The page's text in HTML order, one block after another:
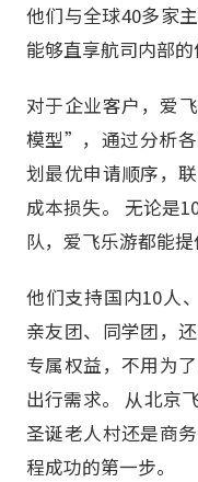
他们与全球40多家
能够直享航司内部的
对于企业客户，爱
模型”，通过分析
划最优申请顺序，
成本损失。 无论是
队，爱飞乐游都能提
他们支持国内10人
亲友团、同学团，
专属权益，不用为
出行需求。 从北京
圣诞老人村还是商
程成功的第一步。